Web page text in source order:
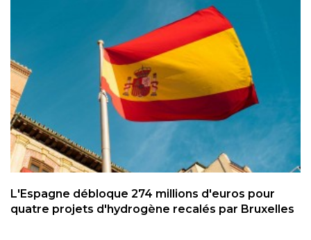
L'Espagne débloque 274 millions d'euros pour
quatre projets d'hydrogène recalés par Bruxelles